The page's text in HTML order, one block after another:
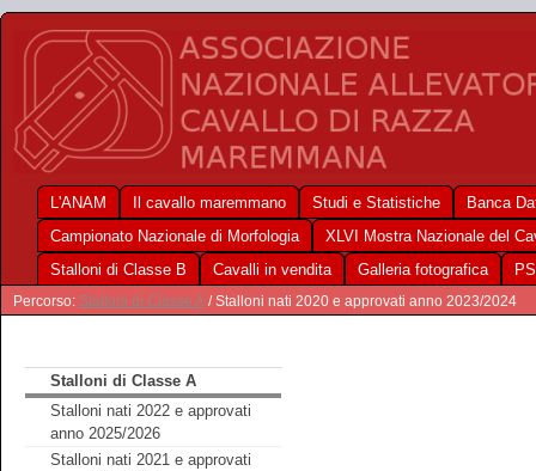
L'ANAM Il cavallo maremmano Studi e Statistiche
Banca
Campionato Nazionale di Morfologia
XLVI Mostra Nazionale del
Stalloni di Classe B
Cavalli in vendita Galleria fotografica
Percorso: Stalloni di Classe A / Stalloni nati 2020 e approvati anno 2023/2024
Stalloni di Classe A
Stalloni nati 2022 e approvati
anno 2025/2026
Stalloni nati 2021 e approvati